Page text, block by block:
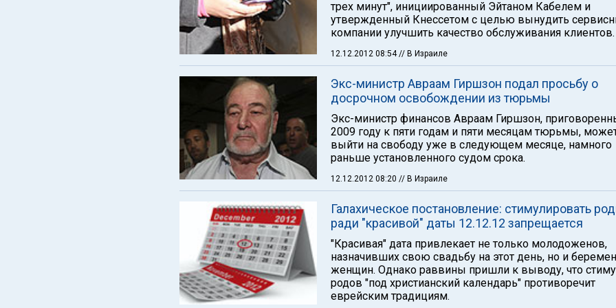
трех минут", инициированный Эйтаном Кабелем и
утвержденный Кнессетом с целью вынудить
компании улучшить качество обслуживания клиентов.
12.12.2012 08:54// В Израиле
Экс-министр Авраам Гиршзон подал просьбу о
досрочном освобождении из тюрьмы
Экс-министр финансов Авраам Гиршзон,
2009 году к пяти годам и пяти месяцам тюрьмы,
выйти на свободу уже в следующем месяце, намного
раньше установленного судом срока.
12.12.2012 08:20 // В Израиле
Галахическое постановление: стимулировать
ради "красивой" даты 12.12.12 запрещается
"Красивая" дата привлекает не только молодоженов,
назначивших свою свадьбу на этот день, но и
женщин. Однако раввины пришли к выводу, что
родов "под христианский календарь" противоречит
еврейским традициям.